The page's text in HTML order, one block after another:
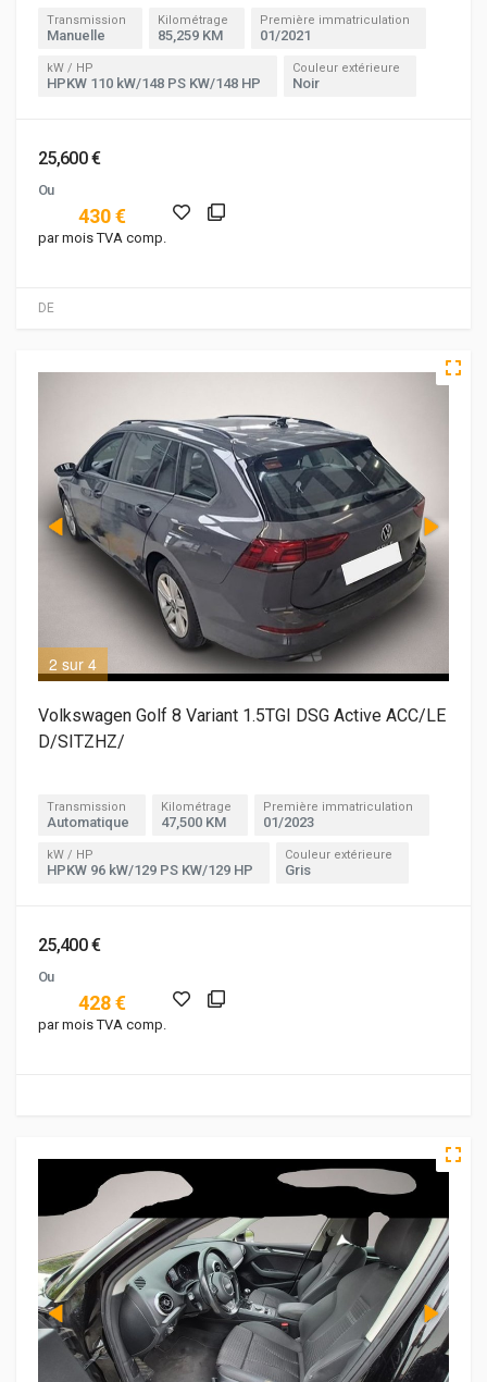
DE
Transmission
Manuelle
Kilométrage
85,259 KM
Première immatriculation
01/2021
kW / HP
HPKW 110 kW/148 PS KW/148 HP
Couleur extérieure
Noir
25,600 €
Ou
430 €
par mois TVA comp.
2 sur 4
Volkswagen Golf 8 Variant 1.5TGI DSG Active ACC/LE
D/SITZHZ/
Transmission
Automatique
Kilométrage
47,500 KM
Première immatriculation
01/2023
kW / HP
HPKW 96 kW/129 PS KW/129 HP
Couleur extérieure
Gris
25,400 €
Ou
428 €
par mois TVA comp.